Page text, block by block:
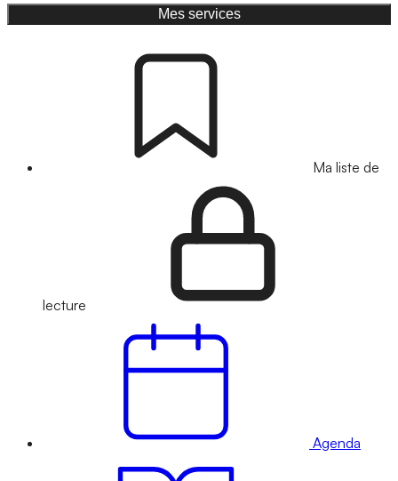
Mes services
Ma liste de
lecture
Agenda